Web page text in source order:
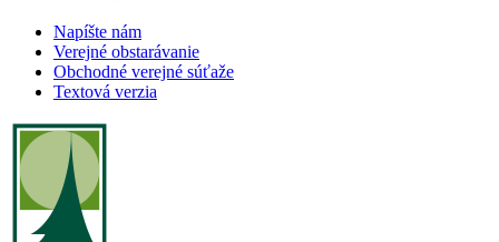
Napíšte nám
Verejné obstarávanie
Obchodné verejné súťaže
Textová verzia